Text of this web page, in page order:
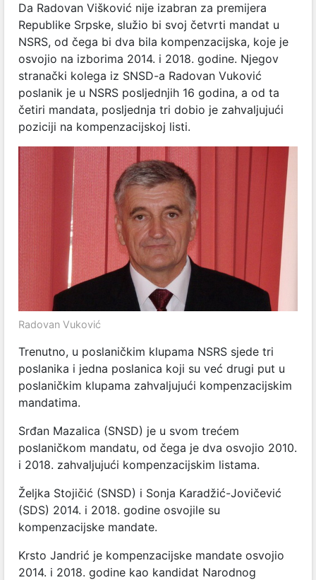
Da Radovan Višković nije izabran za premijera
Republike Srpske, služio bi svoj četvrti mandat u
NSRS, od čega bi dva bila kompenzacijska, koje je
osvojio na izborima 2014. i 2018. godine. Njegov
stranački kolega iz SNSD-a Radovan Vuković
poslanik je u NSRS posljednjih 16 godina, a od ta
četiri mandata, posljednja tri dobio je zahvaljujući
poziciji na kompenzacijskoj listi.
Radovan Vuković
Trenutno, u poslaničkim klupama NSRS sjede tri
poslanika i jedna poslanica koji su već drugi put u
poslaničkim klupama zahvaljujući kompenzacijskim
mandatima.
Srđan Mazalica (SNSD) je u svom trećem
poslaničkom mandatu, od čega je dva osvojio 2010.
i 2018. zahvaljujući kompenzacijskim listama.
Željka Stojičić (SNSD) i Sonja Karadžić-Jovičević
(SDS) 2014. i 2018. godine osvojile su
kompenzacijske mandate.
Krsto Jandrić je kompenzacijske mandate osvojio
2014. i 2018. godine kao kandidat Narodnog